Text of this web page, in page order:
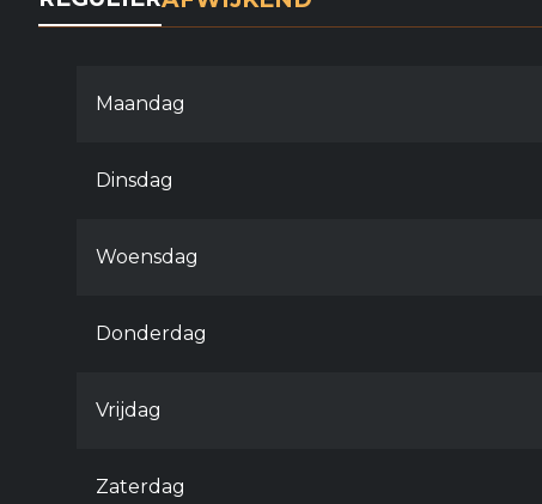
Maandag
Dinsdag
Woensdag
Donderdag
Vrijdag
Zaterdag